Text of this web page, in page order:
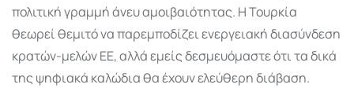
πολιτική γραμμή άνευ αμοιβαιότητας. Η Τουρκία
θεωρεί θεμιτό να παρεμποδίζει ενεργειακή διασύνδεση
κρατών-μελών ΕΕ, αλλά εμείς δεσμευόμαστε ότι τα δικά
της ψηφιακά καλώδια θα έχουν ελεύθερη διάβαση.